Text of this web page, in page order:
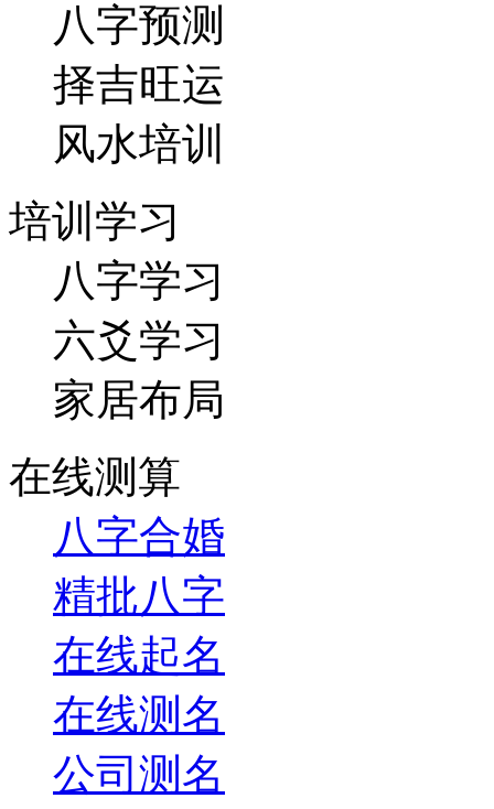
择吉旺运
风水培训
培训学习
八字学习
六爻学习
家居布局
在线测算
八字合婚
精批八字
在线起名
在线测名
公司测名
手机号吉凶测算